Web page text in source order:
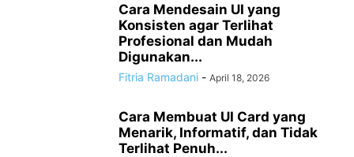
Cara Mendesain UI yang
Konsisten agar Terlihat
Profesional dan Mudah
Digunakan...
Fitria Ramadani - April 18, 2026
Cara Membuat UI Card yang
Menarik, Informatif, dan Tidak
Terlihat Penuh...